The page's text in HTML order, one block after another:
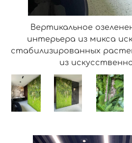
Вертикальное
интерьера из микса
стабилизированных
из